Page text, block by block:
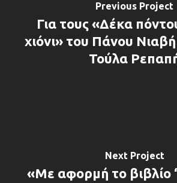
Previous Project
Για τους «Δέκα
χιόνι» του Πάνου
Τούλα
Next Project
«Με αφορμή το βιβλίο